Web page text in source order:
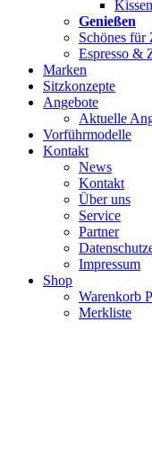
Genießen
Schönes für
Espresso &
Marken
Sitzkonzepte
Angebote
Aktuelle
Vorführmodelle
Kontakt
News
Kontakt
Über uns
Service
Partner
Impressum
Shop
Warenkorb
Merkliste